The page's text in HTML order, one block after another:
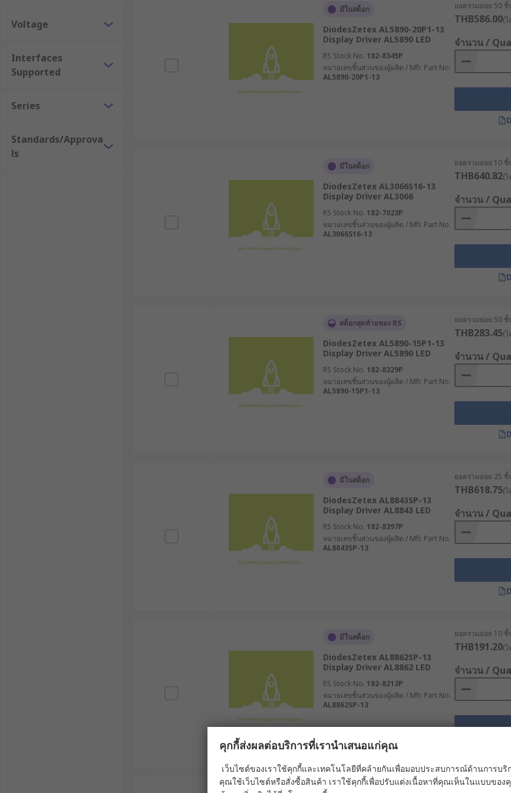
Voltage
Interfaces
Supported
Series
Standards/Approva
ls
มีในสต็อก
DiodesZetex AL5890-20P1-13
Display Driver AL5890 LED
RS Stock No. 182-8345P
หมายเลขชิ้นส่วนของผู้ผลิต / Mfr. Part No.
AL5890-20P1-13
ยอดรวมย่อย 50
THB586.00(ไ
จำนวน /
มีในสต็อก
DiodesZetex AL3066S16-13
Display Driver AL3066
RS Stock No. 182-7023P
หมายเลขชิ้นส่วนของผู้ผลิต / Mfr. Part No.
AL3066S16-13
ยอดรวมย่อย 10
THB640.82(ไ
จำนวน /
สต็อกสุดท้ายของ RS
DiodesZetex AL5890-15P1-13
Display Driver AL5890 LED
RS Stock No. 182-8329P
หมายเลขชิ้นส่วนของผู้ผลิต / Mfr. Part No.
AL5890-15P1-13
ยอดรวมย่อย 50
THB283.45(
จำนวน /
มีในสต็อก
DiodesZetex AL8843SP-13
Display Driver AL8843 LED
RS Stock No. 182-8397P
หมายเลขชิ้นส่วนของผู้ผลิต / Mfr. Part No.
AL8843SP-13
ยอดรวมย่อย 25
THB618.75(
จำนวน /
มีในสต็อก
DiodesZetex AL8862SP-13
Display Driver AL8862 LED
RS Stock No. 182-8213P
หมายเลขชิ้นส่วนของผู้ผลิต / Mfr. Part No.
AL8862SP-13
ยอดรวมย่อย 10
THB191.20(ไ
จำนวน /
ยอดรวมย่อย 25
คุกกี้ส่งผลต่อบริการที่เรานำเสนอแก่คุณ
เว็บไซต์ของเราใช้คุกกี้และเทคโนโลยีที่คล้ายกันเพื่อมอบประสบการณ์ด้านการบริ
คุณใช้เว็บไซต์หรือสั่งซื้อสินค้า เราใช้คุกกี้เพื่อปรับแต่งเนื้อหาที่คุณเห็นในแบบขอ